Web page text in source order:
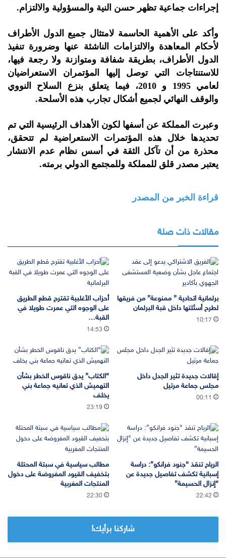
إجراءات جماعية تظهر حسن النية والمسؤولية والالتزام.
وأكد على الأهمية الحاسمة لامتثال جميع الدول الأطراف
لأحكام المعاهدة والالتزامات الناشئة عنها وضرورة تنفيذ
الدول الأطراف، بطريقة شفافة ومتوازنة ولا رجعة فيها،
للاستنتاجات التي توصل إليها المؤتمران الاستعراضيان
لعامي 1995 و 2010، فيما يتعلق بنزع السلاح النووي
والوقف النهائي لجميع أشكال تجارب هذه الأسلحة.
وعبرت المملكة عن أسفها لكون الأهداف الرئيسية التي تم
تحديدها خلال هذه المؤتمرات الاستعراضية لم تتحقق،
محذرة من أن تآكل الثقة في أسس نظام عدم الانتشار
يعتبر مصدر قلق للمملكة وللمجتمع الدولي برمته.
قراءة الخبر من المصدر
مقالات ذات صلة
برلمانية اتحادية ” ممنوعة” من فريقها
لطرح أسئلتها داخل قبة البرلمان
10:17
أحزاب الأغلبية تقترح قطع الطريق
على الوجوه التي عمرت طويلا في
القبة…
14:53
إقالات جديدة تثير الجدل داخل
مجلس جماعة مرتيل
00:11
“الكتاب” يدق ناقوس الخطر بشأن
التهميش الذي تعانيه جماعة بني
يخلف
23:19
الرياح تنقذ “جنود فرانكو”: دراسة
إسبانية تكشف تفاصيل جديدة عن
“إنزال الحسيمة”
22:42
مطالب سياسية في سبتة المحتلة
بتخفيف القيود المفروضة على دخول
المنتجات المغربية
22:30
شاركنا برأيك!